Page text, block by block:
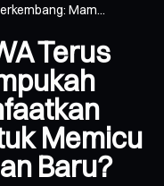
Mam...
Terus
Memicu
Baru?